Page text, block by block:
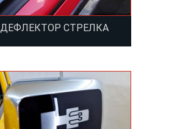
ДЕФЛЕКТОР СТРЕЛКА